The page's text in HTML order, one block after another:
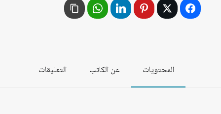
المحتويات عن الكاتب التعليقات